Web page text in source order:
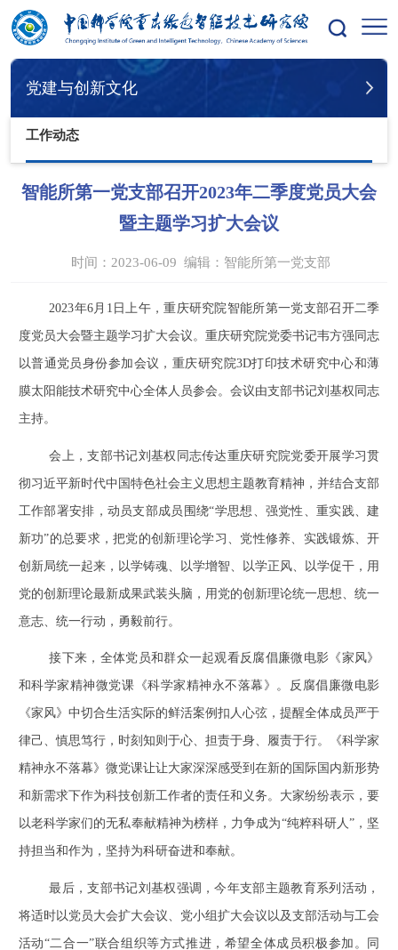
您的位置：首页 党建与创新文化 工作动态
党建与创新文化
工作动态
智能所第一党支部召开2023年二季度党员大会
暨主题学习扩大会议
时间：2023-06-09 编辑： 智能所第一党支部
2023年6 月 1 日上午，重庆研究院智能所第一党支部召开二季
度党员大会暨主题学习扩大会议。重庆研究院党委书记韦方强同志
以普通党员身份参加会议，重庆研究院3D打印技术研究中心和薄
膜太阳能技术研究中心全体人员参会。会议由支部书记刘基权同志
主持。
会上，支部书记刘基权同志传达重庆研究院党委开展学习贯
彻习近平新时代中国特色社会主义思想主题教育精神，并结合支部
工作部署安排，动员支部成员围绕“学思想、强党性、重实践、建
新功”的总要求，把党的创新理论学习、党性修养、实践锻炼、开
创新局统一起来，以学铸魂、以学增智、以学正风、以学促干，用
党的创新理论最新成果武装头脑，用党的创新理论统一思想、统一
意志、统一行动，勇毅前行。
接下来，全体党员和群众一起观看反腐倡廉微电影《家风》
和科学家精神微党课《科学家精神永不落幕》。反腐倡廉微电影
《家风》中切合生活实际的鲜活案例扣人心弦，提醒全体成员严于
律己、慎思笃行，时刻知则于心、担责于身、履责于行。《科学家
精神永不落幕》微党课让让大家深深感受到在新的国际国内新形势
和新需求下作为科技创新工作者的责任和义务。大家纷纷表示，要
以老科学家们的无私奉献精神为榜样，力争成为“纯粹科研人” ，坚
持担当和作为，坚持为科研奋进和奉献。
最后，支部书记刘基权强调，今年支部主题教育系列活动，
将适时以党员大会扩大会议、党小组扩大会议以及支部活动与工会
活动“二合一”联合组织等方式推进，希望全体成员积极参加。同